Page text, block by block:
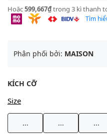
Hoặc599,667₫trong 3 kì thanh
Tìm
Phân phối bởi: MAISON
KÍCH CỠ
Size
... ... ...